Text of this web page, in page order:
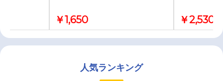
￥1,650 ￥2,530
人気ランキング